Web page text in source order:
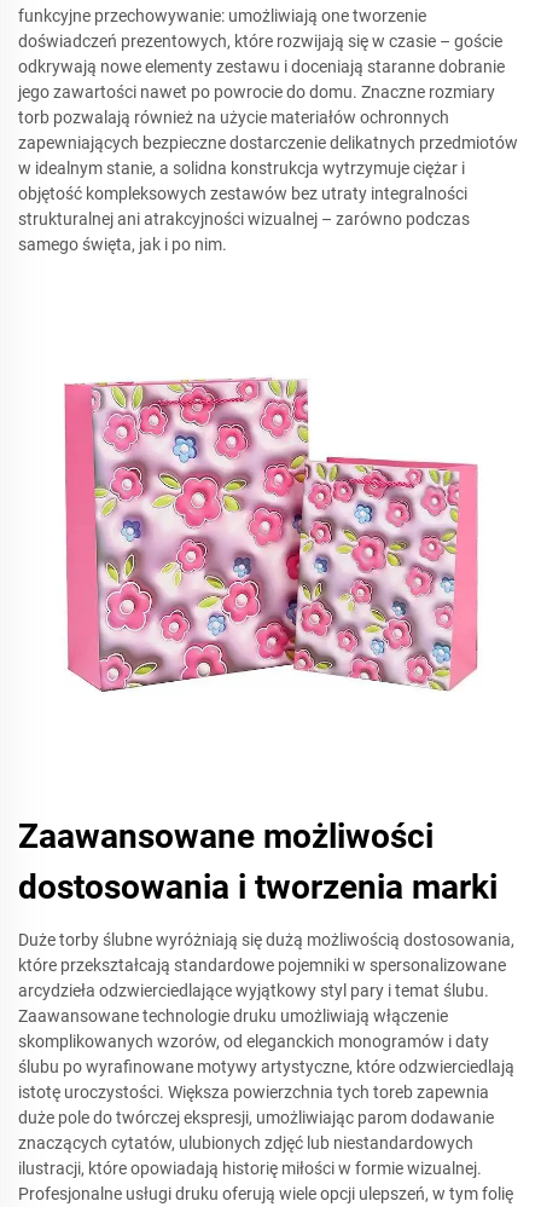
funkcyjne przechowywanie: umożliwiają one tworzenie
doświadczeń prezentowych, które rozwijają się w czasie – goście
odkrywają nowe elementy zestawu i doceniają staranne dobranie
jego zawartości nawet po powrocie do domu. Znaczne rozmiary
torb pozwalają również na użycie materiałów ochronnych
zapewniających bezpieczne dostarczenie delikatnych przedmiotów
w idealnym stanie, a solidna konstrukcja wytrzymuje ciężar i
objętość kompleksowych zestawów bez utraty integralności
strukturalnej ani atrakcyjności wizualnej – zarówno podczas
samego święta, jak i po nim.
Zaawansowane możliwości
dostosowania i tworzenia marki
Duże torby ślubne wyróżniają się dużą możliwością dostosowania,
które przekształcają standardowe pojemniki w spersonalizowane
arcydzieła odzwierciedlające wyjątkowy styl pary i temat ślubu.
Zaawansowane technologie druku umożliwiają włączenie
skomplikowanych wzorów, od eleganckich monogramów i daty
ślubu po wyrafinowane motywy artystyczne, które odzwierciedlają
istotę uroczystości. Większa powierzchnia tych toreb zapewnia
duże pole do twórczej ekspresji, umożliwiając parom dodawanie
znaczących cytatów, ulubionych zdjęć lub niestandardowych
ilustracji, które opowiadają historię miłości w formie wizualnej.
Profesjonalne usługi druku oferują wiele opcji ulepszeń, w tym folię